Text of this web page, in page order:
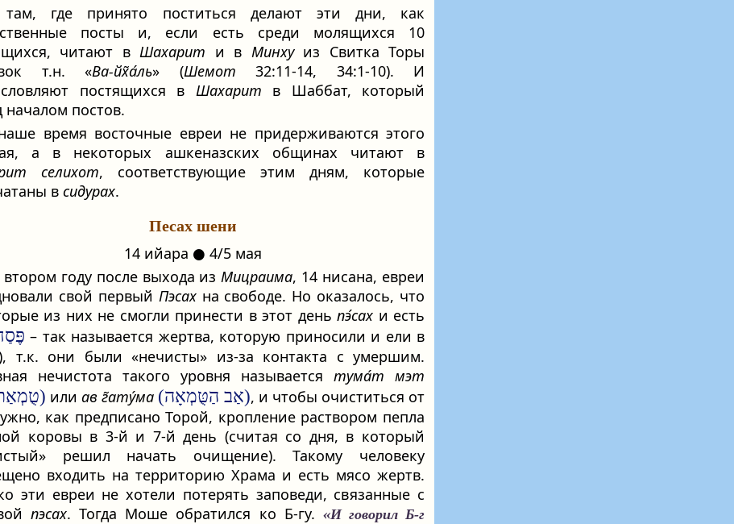
где принято поститься делают эти дни, как
посты и, если есть среди молящихся 10
читают вШахарит и в Минхуиз Свитка Торы
т.н. «Ва-йх̃а́ль» (Шемот 32:11-14, 34:1-10). И
постящихся в Шахарит в Шаббат, который
началом постов.
время восточные евреи не придерживаются этого
а в некоторых ашкеназских общинах читают в
селихот, соответствующие этим дням, которые
в сидурах.
Песах шени
14 ийара ● 4/5 мая
году после выхода изМицраима, 14 нисана, евреи
свой первый Пэсахна свободе. Но оказалось, что
из них не смогли принести в этот деньпэ́сах и есть
– так называется жертва, которую приносили и ели в
т.к. они были «нечисты» из-за контакта с умершим.
нечистота такого уровня называется тума́т мэт
(טֻמְאַת מֵת) или ав г̃ату́ма (אַב הַטֻּמְאָה), и чтобы очиститься от
как предписано Торой, кропление раствором пепла
коровы в 3-й и 7-й день (считая со дня, в который
решил начать очищение). Такому человеку
входить на территорию Храма и есть мясо жертв.
эти евреи не хотели потерять заповеди, связанные с
пэсах. Тогда Моше обратился ко Б‑гу. «И говорил Б‑г